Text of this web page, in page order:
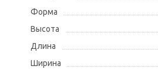
Форма
Высота
Длина
Ширина